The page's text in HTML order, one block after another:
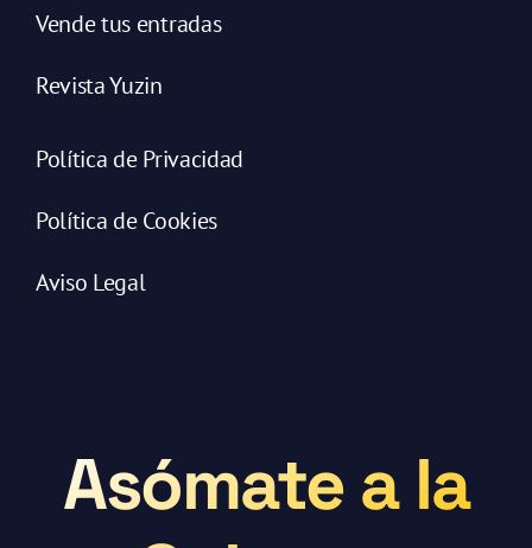
Vende tus entradas
Revista Yuzin
Política de Privacidad
Política de Cookies
Aviso Legal
Asómate a la